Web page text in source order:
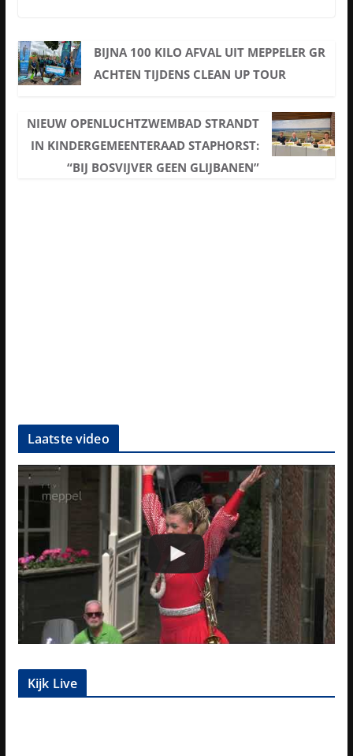
BIJNA 100 KILO AFVAL UIT MEPPELER GR
ACHTEN TIJDENS CLEAN UP TOUR
NIEUW OPENLUCHTZWEMBAD STRANDT
IN KINDERGEMEENTERAAD STAPHORST:
“BIJ BOSVIJVER GEEN GLIJBANEN”
Laatste video
Kijk Live